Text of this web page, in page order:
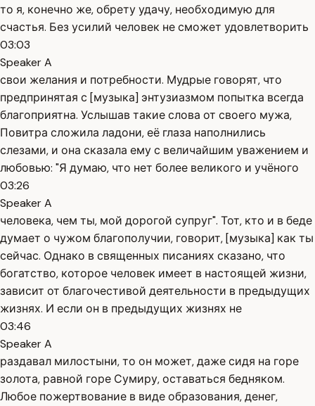
то я, конечно же, обрету удачу, необходимую для
счастья. Без усилий человек не сможет удовлетворить
03:03
Speaker A
свои желания и потребности. Мудрые говорят, что
предпринятая с [музыка] энтузиазмом попытка всегда
благоприятна. Услышав такие слова от своего мужа,
Повитра сложила ладони, её глаза наполнились
слезами, и она сказала ему с величайшим уважением и
любовью: "Я думаю, что нет более великого и учёного
03:26
Speaker A
человека, чем ты, мой дорогой супруг". Тот, кто и в беде
думает о чужом благополучии, говорит, [музыка] как ты
сейчас. Однако в священных писаниях сказано, что
богатство, которое человек имеет в настоящей жизни,
зависит от благочестивой деятельности в предыдущих
жизнях. И если он в предыдущих жизнях не
03:46
Speaker A
раздавал милостыни, то он может, даже сидя на горе
золота, равной горе Сумиру, оставаться бедняком.
Любое пожертвование в виде образования, денег,